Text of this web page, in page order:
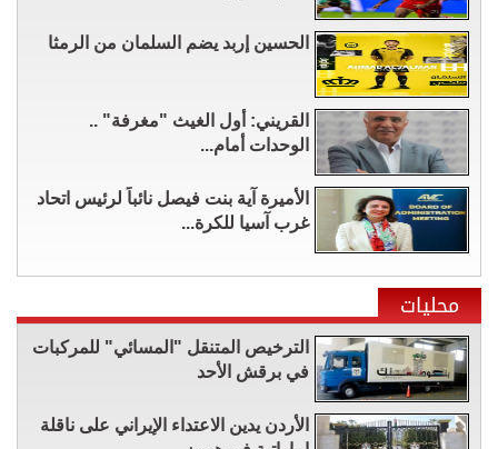
الحسين إربد يضم السلمان من الرمثا
القريني: أول الغيث "مغرفة" ..
الوحدات أمام...
الأميرة آية بنت فيصل نائباً لرئيس اتحاد
غرب آسيا للكرة...
محليات
الترخيص المتنقل "المسائي" للمركبات
في برقش الأحد
الأردن يدين الاعتداء الإيراني على ناقلة